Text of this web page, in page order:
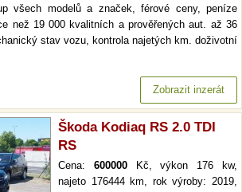
všech modelů a značek, férové ceny, peníze
než 19 000 kvalitních a prověřených aut. až 36
stav vozu, kontrola najetých km. doživotní
Zobrazit inzerát
Škoda Kodiaq RS 2.0 TDI
RS
Cena: 600000Kč, výkon 176 kw,
najeto 176444 km, rok výroby: 2019,